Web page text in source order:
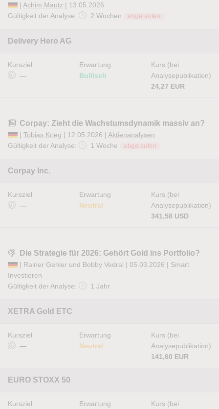
| Achim Mautz | 13.05.2026
Gültigkeit der Analyse:
2 Wochen abgelaufen
Delivery Hero AG
Kursziel
—
Erwartung
Bullisch
Kurs (bei
Analysepublikation)
24,27 EUR
Corpay: Zieht die Wachstumsdynamik massiv an?
| Tobias Krieg | 12.05.2026 | Aktienanalysen
Gültigkeit der Analyse:
1 Woche abgelaufen
Corpay Inc.
Kursziel
—
Erwartung
Neutral
Kurs (bei
Analysepublikation)
341,58 USD
Die Strategie für 2026: Gehört Gold ins Portfolio?
| Rainer Gehler und Bobby Vedral | 05.03.2026 | Smart
Investieren
Gültigkeit der Analyse:
1 Jahr
XETRA Gold ETC
Kursziel
—
Erwartung
Neutral
Kurs (bei
Analysepublikation)
141,60 EUR
EURO STOXX 50
Kursziel
Erwartung
Kurs (bei